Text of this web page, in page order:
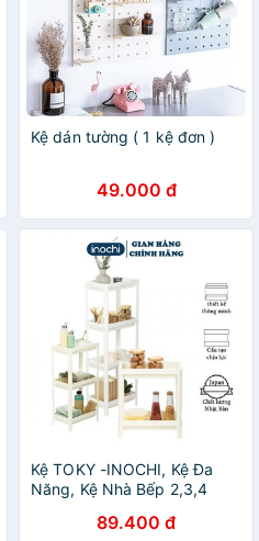
Kệ dán tường ( 1 kệ đơn )
49.000 đ
Kệ TOKY -INOCHI, Kệ Đa
Năng, Kệ Nhà Bếp 2,3,4
89.400 đ